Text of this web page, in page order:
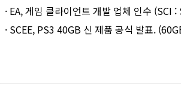
· EA, 게임 클라이언트 개발 업체 인수
· SCEE, PS3 40GB 신 제품 공식 발표.